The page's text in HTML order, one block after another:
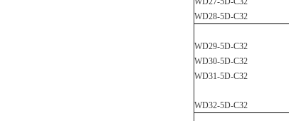
WD28-5D-C32
WD29-5D-C32
WD30-5D-C32
WD31-5D-C32
WD32-5D-C32